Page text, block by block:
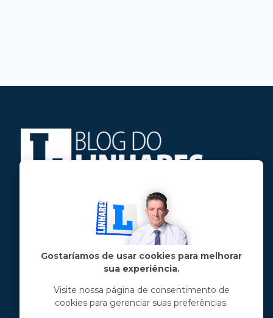
Jose Linhares Jr é maranhense.
Formado em Jornalismo, estudou filosofia
e tem pós-graduações em ciência política
e marketing político.
Menu principal
Notícias
Gostaríamos de usar cookies para melhorar
sua experiência.
Visite nossa página de consentimento de
cookies para gerenciar suas preferências.